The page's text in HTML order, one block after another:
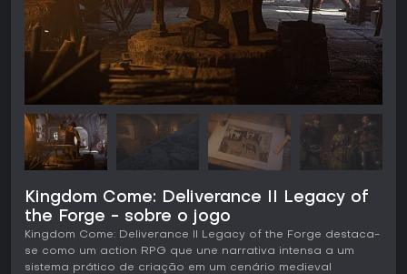
Kingdom Come: Deliverance II Legacy of
the Forge - sobre o jogo
Kingdom Come: Deliverance II Legacy of the Forge destaca-
se como um action RPG que une narrativa intensa a um
sistema prático de criação em um cenário medieval